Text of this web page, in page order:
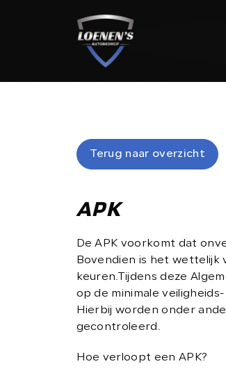
AANBOD
DIENSTEN
WERKPLAATS
OVER ONS
VERKOCHT
Terug naar overzicht
APK
De APK voorkomt dat
Bovendien is het wettelijk
keuren.Tijdens deze
op de minimale
Hierbij worden onder
gecontroleerd.
Hoe verloopt een APK?